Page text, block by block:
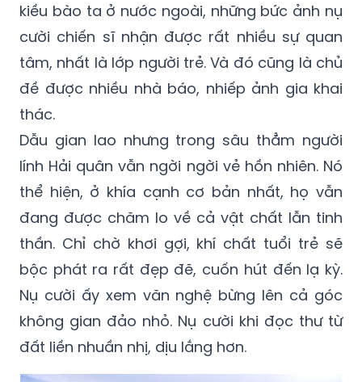
kiều bào ta ở nước ngoài, những bức ảnh nụ
cười chiến sĩ nhận được rất nhiều sự quan
tâm, nhất là lớp người trẻ. Và đó cũng là chủ
đề được nhiều nhà báo, nhiếp ảnh gia khai
thác.
Dẫu gian lao nhưng trong sâu thẳm người
lính Hải quân vẫn ngời ngời vẻ hồn nhiên. Nó
thể hiện, ở khía cạnh cơ bản nhất, họ vẫn
đang được chăm lo về cả vật chất lẫn tinh
thần. Chỉ chờ khơi gợi, khí chất tuổi trẻ sẽ
bộc phát ra rất đẹp đẽ, cuốn hút đến lạ kỳ.
Nụ cười ấy xem văn nghệ bừng lên cả góc
không gian đảo nhỏ. Nụ cười khi đọc thư từ
đất liền nhuần nhị, dịu lắng hơn.